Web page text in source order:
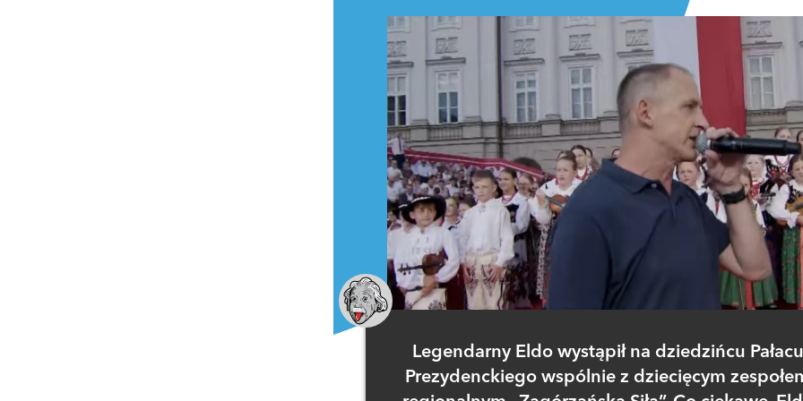
Legendarny Eldo wystąpił na dziedzińcu Pałacu
Prezydenckiego wspólnie z dziecięcym